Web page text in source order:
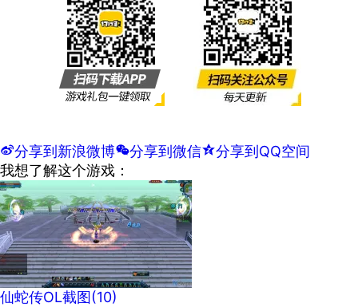
t分享到新浪微博w分享到微信z分享到QQ空间
我想了解这个游戏：
仙蛇传OL截图 (10)